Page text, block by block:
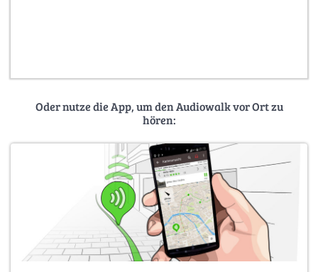
Oder nutze die App, um den Audiowalk vor Ort zu
hören: